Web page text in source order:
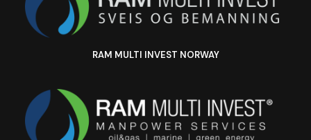
RAM MULTI INVEST NORWAY